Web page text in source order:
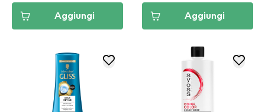
Aggiungi Aggiungi